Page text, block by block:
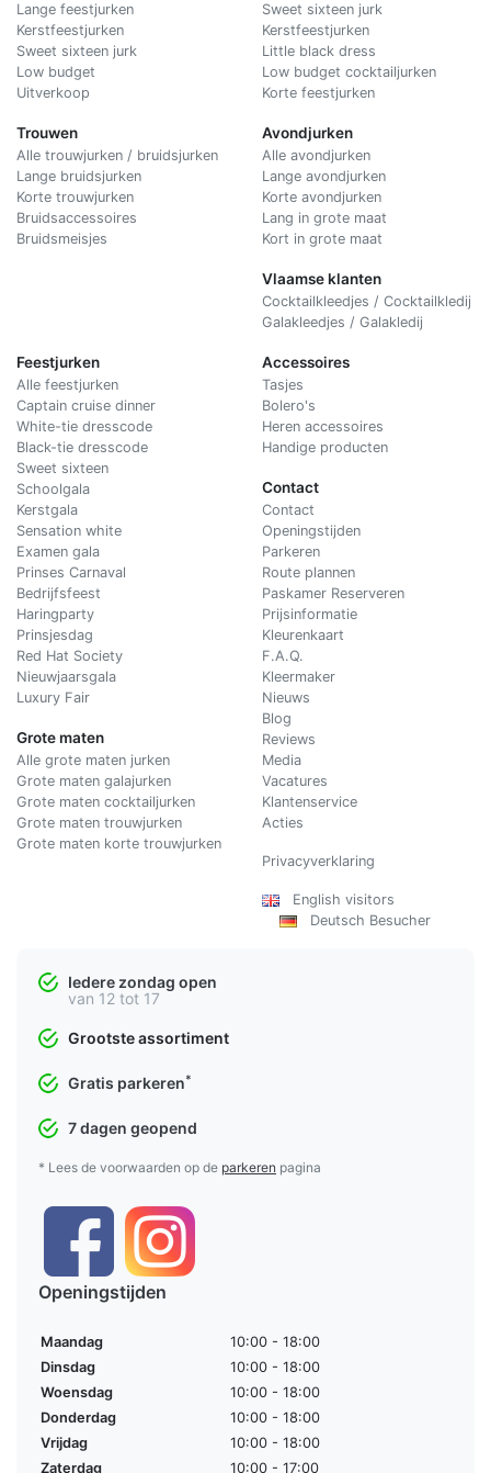
Lange feestjurken
Kerstfeestjurken
Sweet sixteen jurk
Low budget
Uitverkoop
Trouwen
Alle trouwjurken / bruidsjurken
Lange bruidsjurken
Korte trouwjurken
Bruidsaccessoires
Bruidsmeisjes
Sweet sixteen jurk
Kerstfeestjurken
Little black dress
Low budget cocktailjurken
Korte feestjurken
Avondjurken
Alle avondjurken
Lange avondjurken
Korte avondjurken
Lang in grote maat
Kort in grote maat
Vlaamse klanten
Cocktailkleedjes / Cocktailkledij
Galakleedjes / Galakledij
Feestjurken
Alle feestjurken
Captain cruise dinner
White-tie dresscode
Black-tie dresscode
Sweet sixteen
Schoolgala
Kerstgala
Sensation white
Examen gala
Prinses Carnaval
Bedrijfsfeest
Haringparty
Prinsjesdag
Red Hat Society
Nieuwjaarsgala
Luxury Fair
Grote maten
Alle grote maten jurken
Grote maten galajurken
Grote maten cocktailjurken
Grote maten trouwjurken
Grote maten korte trouwjurken
Accessoires
Tasjes
Bolero's
Heren accessoires
Handige producten
Contact
Contact
Openingstijden
Parkeren
Route plannen
Paskamer Reserveren
Prijsinformatie
Kleurenkaart
F.A.Q.
Kleermaker
Nieuws
Blog
Reviews
Media
Vacatures
Klantenservice
Acties
Privacyverklaring
English visitors
Deutsch Besucher
Iedere zondag open
van 12 tot 17
Grootste assortiment
Gratis parkeren*
7 dagen geopend
* Lees de voorwaarden op de parkeren pagina
Openingstijden
Maandag
10:00 - 18:00
Dinsdag
10:00 - 18:00
Woensdag
10:00 - 18:00
Donderdag
10:00 - 18:00
Vrijdag
10:00 - 18:00
Zaterdag
10:00 - 17:00